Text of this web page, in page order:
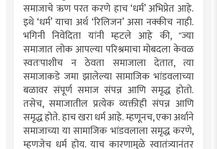
समाजाचे ऋण परत करणे हाच ‘धर्म’ अभिप्रेत आहे.
इथे ‘धर्म’ याचा अर्थ ‘रिलिजन’ असा नक्कीच नाही.
भगिनी निवेदिता यांनी म्हटले आहे की, "ज्या
समाजात लोक आपल्या परिश्रमाचा मोबदला केवळ
स्वतःपाशीच न ठेवता समाजाला देतात, त्या
समाजाकडे जमा झालेल्या सामाजिक भांडवलाच्या
बळावर संपूर्ण समाज संपन्न आणि समृद्ध होतो.
तसेच, समाजातील प्रत्येक व्यक्तीही संपन्न आणि
समृद्ध होते. हाच खरा धर्म आहे. म्हणूनच, एका अर्थाने
समाजाच्या या सामाजिक भांडवलाला समृद्ध करणे,
म्हणजेच धर्म होय. याच कारणामुळे स्वातंत्र्यानंतर